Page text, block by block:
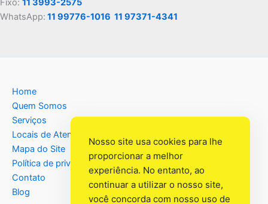
Fixo: 11 3993-2575
WhatsApp: 11 99776-1016 11 97371-4341
Home
Quem Somos
Serviços
Locais de Atendimento
Mapa do Site
Política de privacidade
Contato
Blog
Nosso site usa cookies para lhe
proporcionar a melhor
experiência. No entanto, ao
continuar a utilizar o nosso site,
você concorda com nosso uso de